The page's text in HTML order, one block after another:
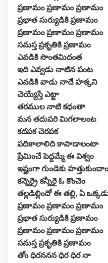
ప్రణామం ప్రణామం ప్రణామం
ప్రభాత సుర్యుడికి ప్రణామం
ప్రణామం ప్రణామం ప్రణామం
సమస్త ప్రకృతికి ప్రణామం
ఎవడికి సొంతమిదంత
ఇది ఎవ్వడు నాటిన పంట
ఎవడికి వాడు నాదే హక్కని
చెయ్యేస్తే ఎట్టా
తరముల నాటి కధంతా
మన తదుపరి మిగలాలంట
కదపక చెరపక
పదికాలాలిది కాపాడాలంటా
ప్రేమించే పెద్దమ్మే ఈ విశ్వం
ఇష్టంగా గుండెకు హత్తుకుందాం
కన్నెర్రై కన్నీరై ఓ కొంచెం
తల్లడిల్లిందో ఈ తల్లి, ఏ
ప్రణామం ప్రణామం ప్రణామం
ప్రభాత సుర్యుడికి ప్రణామం
ప్రణామం ప్రణామం ప్రణామం
సమస్త ప్రకృతికి ప్రణామం
తోం ధిరననన ధిర ధిర నా